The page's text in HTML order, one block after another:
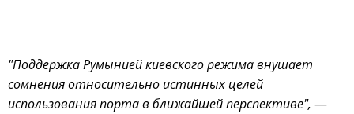
"Поддержка Румынией киевского режима внушает
сомнения относительно истинных целей
использования порта в ближайшей перспективе", —